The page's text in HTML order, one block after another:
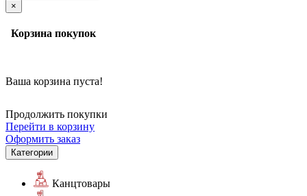
×
Корзина покупок
Ваша корзина пуста!
Продолжить покупки
Перейти в корзину
Оформить заказ
Категории
Канцтовары